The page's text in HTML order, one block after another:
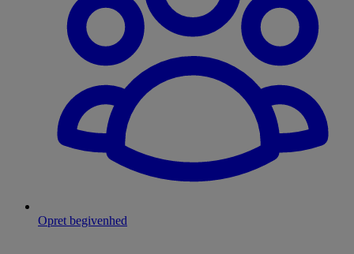
Opret begivenhed